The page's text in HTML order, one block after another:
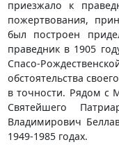
приезжало к
пожертвования,
был построен
праведник в 1905
Спасо-
обстоятельства
в точности. Рядом с
Святейшего
Владимирович
1949-1985 годах.